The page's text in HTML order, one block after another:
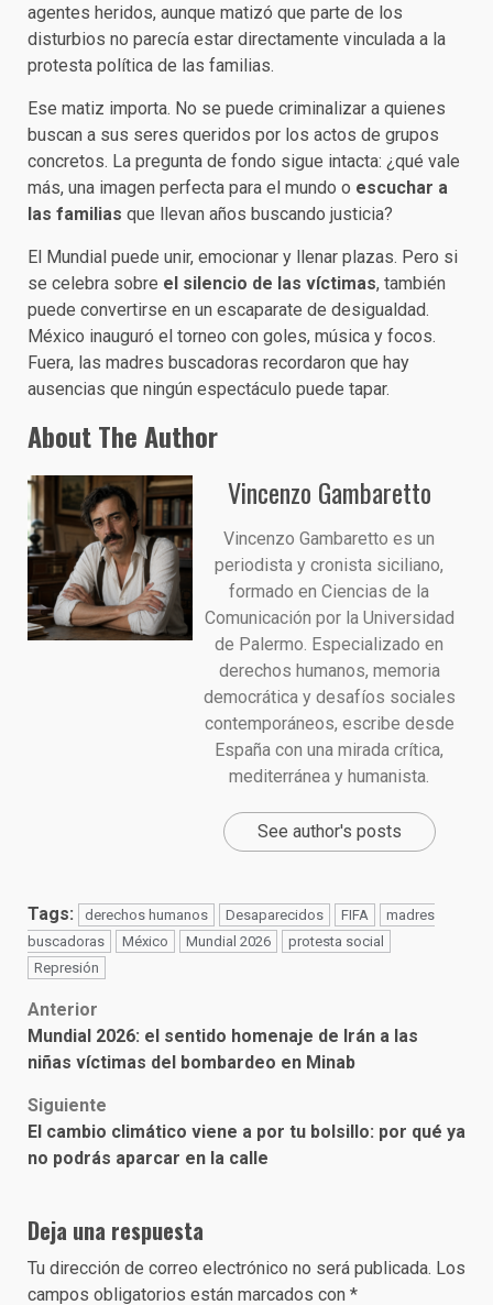
agentes heridos, aunque matizó que parte de los
disturbios no parecía estar directamente vinculada a la
protesta política de las familias.
Ese matiz importa. No se puede criminalizar a quienes
buscan a sus seres queridos por los actos de grupos
concretos. La pregunta de fondo sigue intacta: ¿qué vale
más, una imagen perfecta para el mundo o escuchar a
las familias que llevan años buscando justicia?
El Mundial puede unir, emocionar y llenar plazas. Pero si
se celebra sobre el silencio de las víctimas, también
puede convertirse en un escaparate de desigualdad.
México inauguró el torneo con goles, música y focos.
Fuera, las madres buscadoras recordaron que hay
ausencias que ningún espectáculo puede tapar.
About The Author
Vincenzo Gambaretto
Vincenzo Gambaretto es un
periodista y cronista siciliano,
formado en Ciencias de la
Comunicación por la Universidad
de Palermo. Especializado en
derechos humanos, memoria
democrática y desafíos sociales
contemporáneos, escribe desde
España con una mirada crítica,
mediterránea y humanista.
See author's posts
Tags: derechos humanos Desaparecidos FIFA
madres
buscadoras
México Mundial 2026
protesta social
Represión
Post
navigation
Anterior
Mundial 2026: el sentido homenaje de Irán a las
niñas víctimas del bombardeo en Minab
Siguiente
El cambio climático viene a por tu bolsillo: por qué ya
no podrás aparcar en la calle
Deja una respuesta
Tu dirección de correo electrónico no será publicada. Los
campos obligatorios están marcados con *